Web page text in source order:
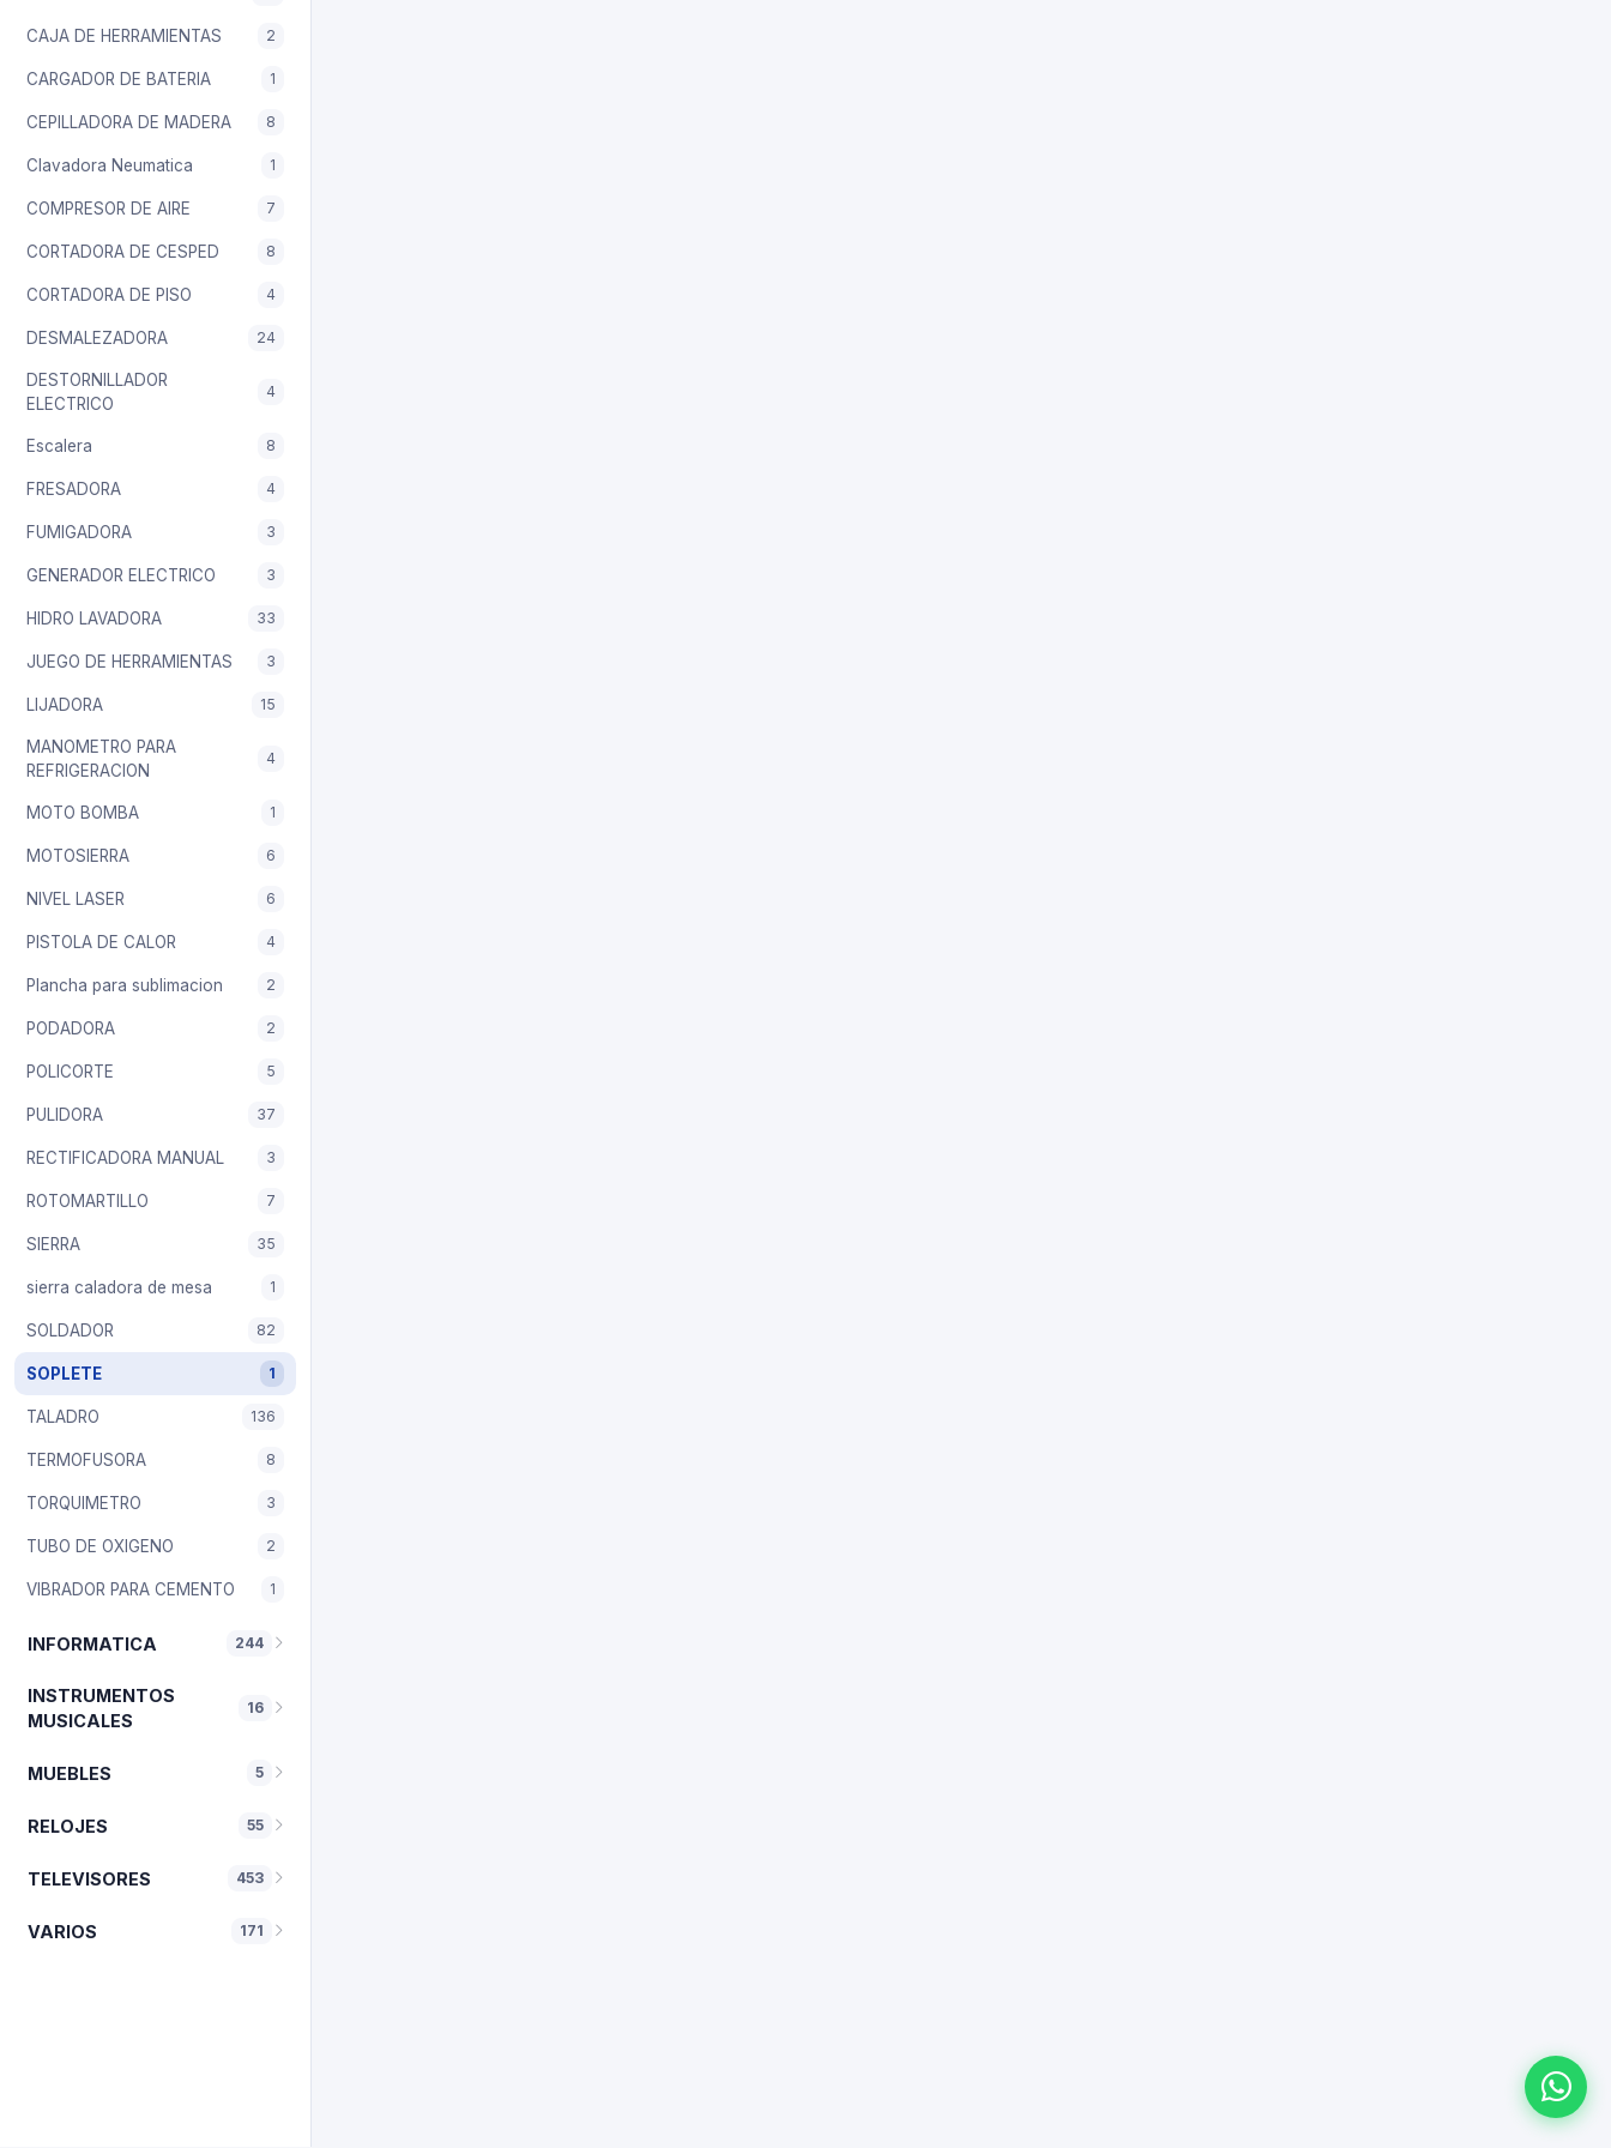
CAJA DE HERRAMIENTAS 2
CARGADOR DE BATERIA 1
CEPILLADORA DE MADERA 8
Clavadora Neumatica 1
COMPRESOR DE AIRE 7
CORTADORA DE CESPED 8
CORTADORA DE PISO 4
DESMALEZADORA 24
DESTORNILLADOR
ELECTRICO
4
Escalera 8
FRESADORA 4
FUMIGADORA 3
GENERADOR ELECTRICO 3
HIDRO LAVADORA 33
JUEGO DE HERRAMIENTAS 3
LIJADORA 15
MANOMETRO PARA
REFRIGERACION
4
MOTO BOMBA 1
MOTOSIERRA 6
NIVEL LASER 6
PISTOLA DE CALOR 4
Plancha para sublimacion 2
PODADORA 2
POLICORTE 5
PULIDORA 37
RECTIFICADORA MANUAL 3
ROTOMARTILLO 7
SIERRA 35
sierra caladora de mesa 1
SOLDADOR 82
SOPLETE 1
TALADRO 136
TERMOFUSORA 8
TORQUIMETRO 3
TUBO DE OXIGENO 2
VIBRADOR PARA CEMENTO 1
INFORMATICA 244
INSTRUMENTOS
MUSICALES
16
MUEBLES 5
RELOJES 55
TELEVISORES 453
VARIOS 171